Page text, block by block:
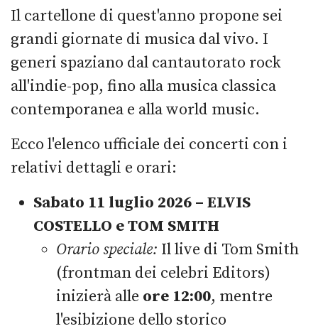
Il cartellone di quest'anno propone sei
grandi giornate di musica dal vivo. I
generi spaziano dal cantautorato rock
all'indie-pop, fino alla musica classica
contemporanea e alla world music.
Ecco l'elenco ufficiale dei concerti con i
relativi dettagli e orari:
Sabato 11 luglio 2026 – ELVIS
COSTELLO e TOM SMITH
Orario speciale: Il live di Tom Smith
(frontman dei celebri Editors)
inizierà alle ore 12:00, mentre
l'esibizione dello storico